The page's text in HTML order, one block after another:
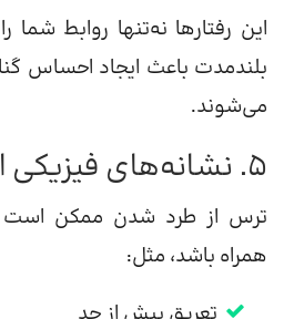
این رفتارها نه‌تنها روابط شما
بلندمدت باعث ایجاد احساس
می‌شوند.
۵. نشانه‌های فیزیکی اضطراب
ترس از طرد شدن ممکن است
همراه باشد، مثل: